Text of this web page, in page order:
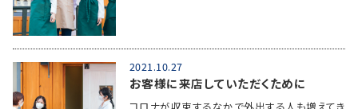
2021.10.27
お客様に来店していただくために